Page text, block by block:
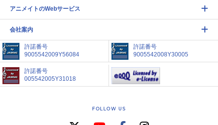
アニメイトのWebサービス
会社案内
許諾番号
9005542009Y56084
許諾番号
9005542008Y30005
許諾番号
005542005Y31018
FOLLOW US